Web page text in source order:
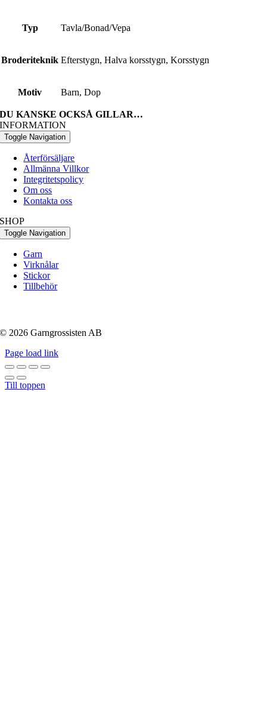
Typ Tavla/Bonad/Vepa
Broderiteknik Efterstygn, Halva korsstygn, Korsstygn
Motiv Barn, Dop
DU KANSKE OCKSÅ GILLAR…
INFORMATION
Toggle Navigation
Återförsäljare
Allmänna Villkor
Integritetspolicy
Om oss
Kontakta oss
SHOP
Toggle Navigation
Garn
Virknålar
Stickor
Tillbehör
© 2026 Garngrossisten AB
Page load link
Till toppen